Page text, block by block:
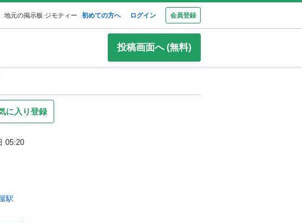
地元の掲示板 ジモティー 初めての方へ ログイン 会員登録
投稿画面へ (無料)
に入り登録
05:20
駅